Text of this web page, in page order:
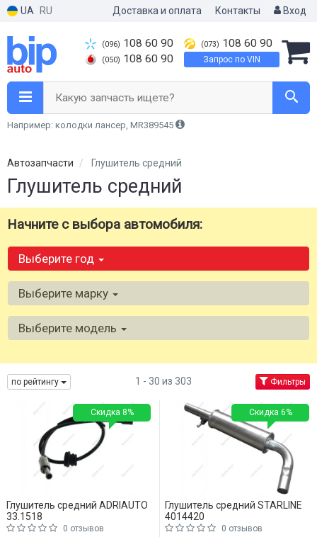
UA RU Доставка и оплата Контакты Вход
(096) 108 60 90
(050) 108 60 90
(073) 108 60 90
Запрос по VIN
Какую запчасть ищете?
Например: колодки лансер, MR389545
Автозапчасти Глушитель средний
Глушитель средний
Начните с выбора автомобиля:
Выберите год
Выберите марку
Выберите модель
по рейтингу 1 - 30 из 303 Фильтры
Глушитель средний ADRIAUTO
33.1518
0 отзывов
Скидка 8%
Глушитель средний STARLINE
4014420
0 отзывов
Скидка 6%